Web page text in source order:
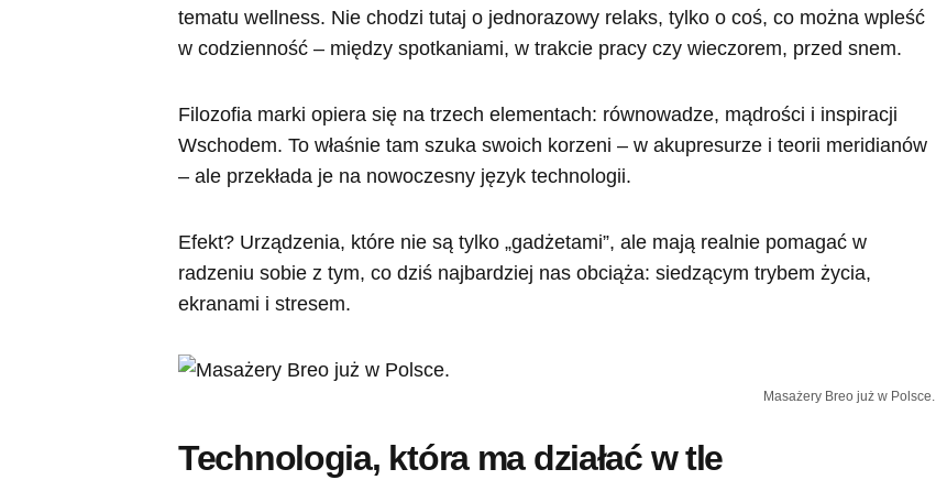
tematu wellness. Nie chodzi tutaj o jednorazowy relaks, tylko o coś, co można wpleść
w codzienność – między spotkaniami, w trakcie pracy czy wieczorem, przed snem.
Filozofia marki opiera się na trzech elementach: równowadze, mądrości i inspiracji
Wschodem. To właśnie tam szuka swoich korzeni – w akupresurze i teorii meridianów
– ale przekłada je na nowoczesny język technologii.
Efekt? Urządzenia, które nie są tylko „gadżetami”, ale mają realnie pomagać w
radzeniu sobie z tym, co dziś najbardziej nas obciąża: siedzącym trybem życia,
ekranami i stresem.
Masażery Breo już w Polsce.
Technologia, która ma działać w tle